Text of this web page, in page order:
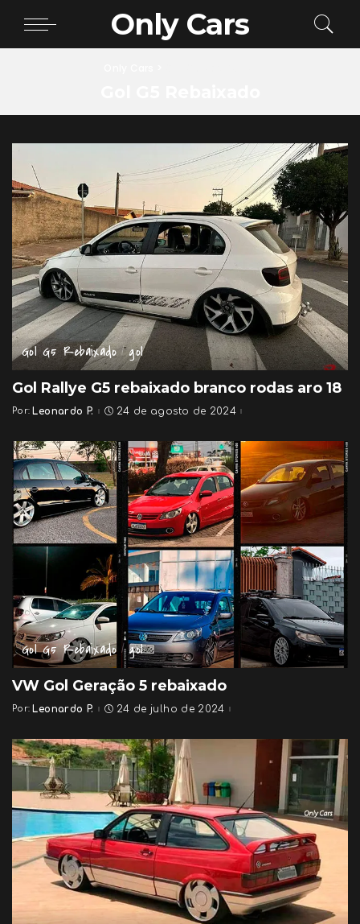
Only Cars
Gol G5 Rebaixado gol
Gol Rallye G5 rebaixado branco rodas aro 18
Posted
Por: Leonardo P. 24 de agosto de 2024
Gol G5 Rebaixado gol
VW Gol Geração 5 rebaixado
Posted
Por: Leonardo P. 24 de julho de 2024